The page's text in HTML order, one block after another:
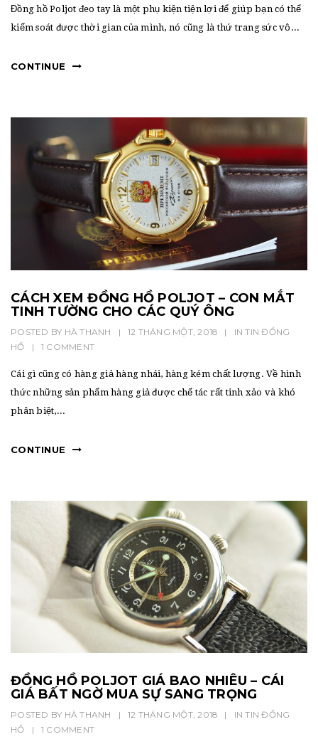
i
Đồng hồ Poljot đeo tay là một phụ kiện tiện lợi để giúp bạn có thể
kiểm soát được thời gian của mình, nó cũng là thứ trang sức vô...
CONTINUE
CÁCH XEM ĐỒNG HỒ POLJOT – CON MẮT
TINH TƯỜNG CHO CÁC QUÝ ÔNG
POSTED BY HÀ THANH | 12 THÁNG MỘT, 2018 | INTIN ĐỒNG
HỒ
| 1 COMMENT
Cái gì cũng có hàng giả hàng nhái, hàng kém chất lượng. Về hình
thức những sản phẩm hàng giả được chế tác rất tinh xảo và khó
phân biệt,...
CONTINUE
ĐỒNG HỒ POLJOT GIÁ BAO NHIÊU – CÁI
GIÁ BẤT NGỜ MUA SỰ SANG TRỌNG
POSTED BY HÀ THANH | 12 THÁNG MỘT, 2018 | INTIN ĐỒNG
HỒ
| 1 COMMENT